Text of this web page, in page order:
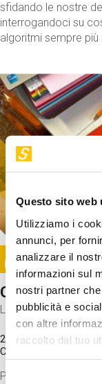
Questo sito web
Utilizziamo i
annunci, per
analizzare il
informazioni sul
nostri partner
pubblicità e
con altre
raccolto dal tuo
Selezione
sfidando le nostre
interrogandoci su
algoritmi sempre
Image
Come
Laboratorio
20 Set 2026 / 11:15 -
Costo
Proveremo a